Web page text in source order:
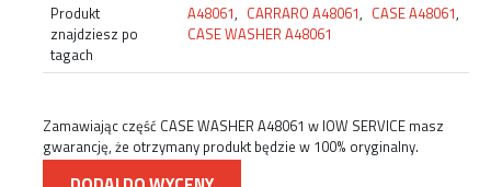
Produkt
znajdziesz po
tagach
A48061, CARRARO A48061, CASE A48061,
CASE WASHER A48061
Zamawiając część CASE WASHER A48061 w IOW SERVICE masz
gwarancję, że otrzymany produkt będzie w 100% oryginalny.